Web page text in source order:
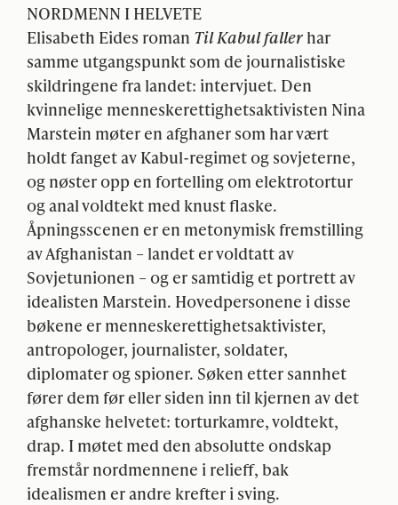
NORDMENN I HELVETE
Elisabeth Eides roman Til Kabul faller har
samme utgangspunkt som de journalistiske
skildringene fra landet: intervjuet. Den
kvinnelige menneskerettighetsaktivisten Nina
Marstein møter en afghaner som har vært
holdt fanget av Kabul-regimet og sovjeterne,
og nøster opp en fortelling om elektrotortur
og anal voldtekt med knust flaske.
Åpningsscenen er en metonymisk fremstilling
av Afghanistan – landet er voldtatt av
Sovjetunionen – og er samtidig et portrett av
idealisten Marstein. Hovedpersonene i disse
bøkene er menneskerettighetsaktivister,
antropologer, journalister, soldater,
diplomater og spioner. Søken etter sannhet
fører dem før eller siden inn til kjernen av det
afghanske helvetet: torturkamre, voldtekt,
drap. I møtet med den absolutte ondskap
fremstår nordmennene i relieff, bak
idealismen er andre krefter i sving.